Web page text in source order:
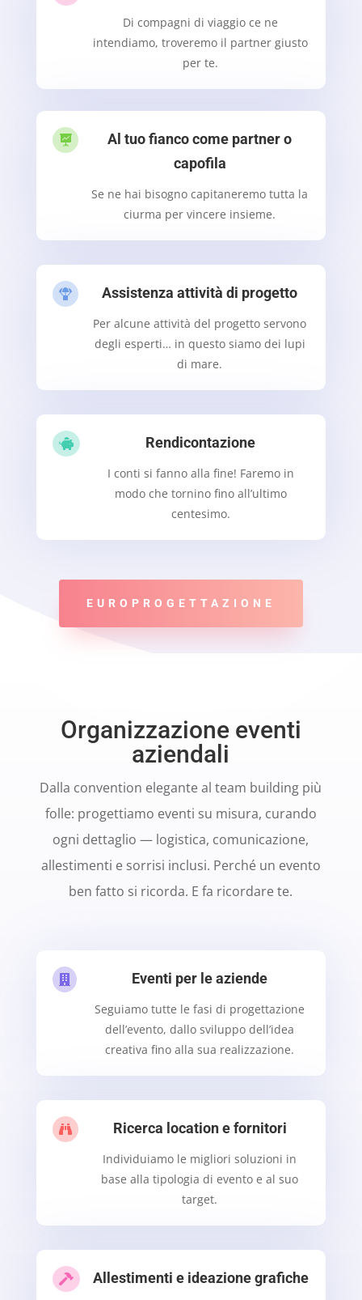
Di compagni di viaggio ce ne
intendiamo, troveremo il partner giusto
per te.

Al tuo fianco come partner o
capofila
Se ne hai bisogno capitaneremo tutta la
ciurma per vincere insieme.
 Assistenza attività di progetto
Per alcune attività del progetto servono
degli esperti… in questo siamo dei lupi
di mare.
 Rendicontazione
I conti si fanno alla fine! Faremo in
modo che tornino fino all’ultimo
centesimo.
EUROPROGETTAZIONE
Organizzazione eventi
aziendali
Dalla convention elegante al team building più
folle: progettiamo eventi su misura, curando
ogni dettaglio — logistica, comunicazione,
allestimenti e sorrisi inclusi. Perché un evento
ben fatto si ricorda. E fa ricordare te.
 Eventi per le aziende
Seguiamo tutte le fasi di progettazione
dell’evento, dallo sviluppo dell’idea
creativa fino alla sua realizzazione.
 Ricerca location e fornitori
Individuiamo le migliori soluzioni in
base alla tipologia di evento e al suo
target.
 Allestimenti e ideazione grafiche